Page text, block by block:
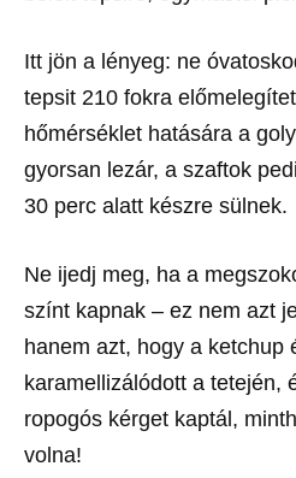
Itt jön a lényeg: ne
tepsit 210 fokra
hőmérséklet hatására a
gyorsan lezár, a szaftok
30 perc alatt készre sülnek.
Ne ijedj meg, ha a
színt kapnak – ez nem azt
hanem azt, hogy a ketchup
karamellizálódott a tetején,
ropogós kérget kaptál,
volna!